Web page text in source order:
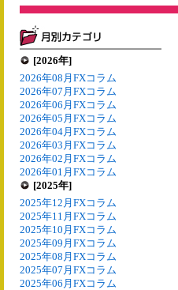
[2026年]
2026年08月FXコラム
2026年07月FXコラム
2026年06月FXコラム
2026年05月FXコラム
2026年04月FXコラム
2026年03月FXコラム
2026年02月FXコラム
2026年01月FXコラム
[2025年]
2025年12月FXコラム
2025年11月FXコラム
2025年10月FXコラム
2025年09月FXコラム
2025年08月FXコラム
2025年07月FXコラム
2025年06月FXコラム